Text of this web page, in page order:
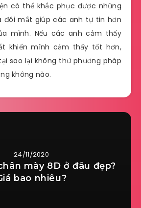
có thể khắc phục được những
đôi mắt giúp các anh tự tin hơn
mình. Nếu các anh cảm thấy
khiến mình cảm thấy tốt hơn,
sao lại không thử phương pháp
không nào.
24/11/2020
mày 8D ở đâu đẹp?
bao nhiêu?